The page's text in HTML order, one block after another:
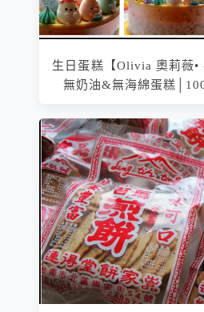
生日蛋糕【Olivia 奧莉薇•
無奶油&無海綿蛋糕